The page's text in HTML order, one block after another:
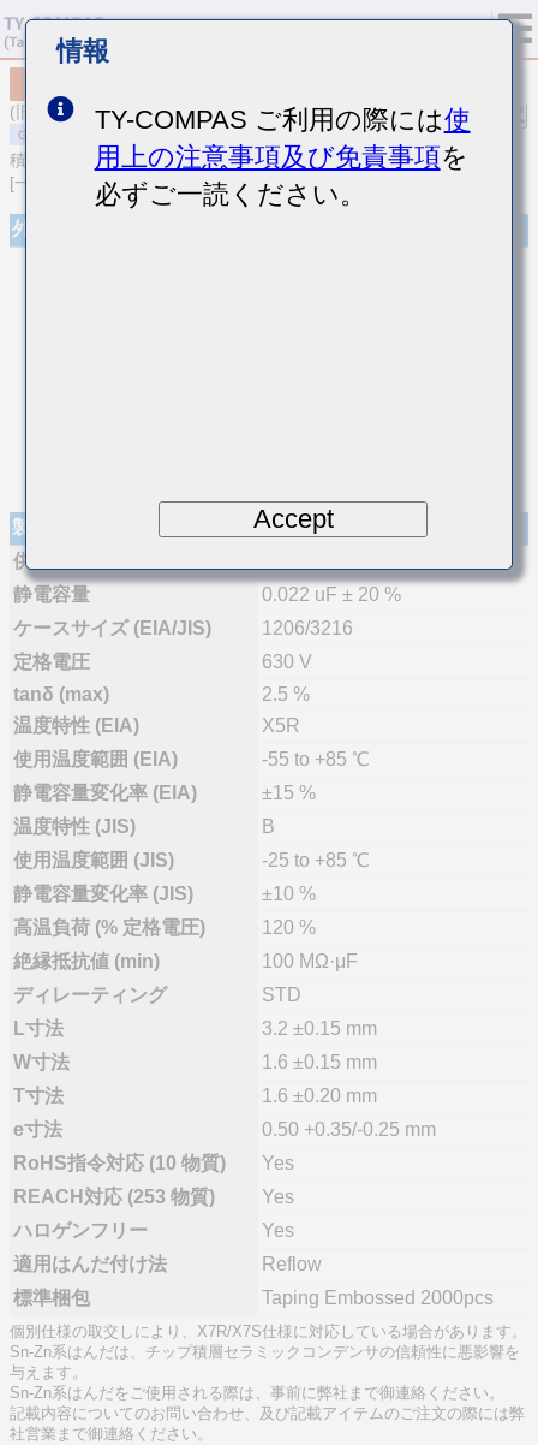
(旧品番 SMK316BJ223ML-T)
積層セラミックコンデンサ
[一般用 中高耐圧積層セラミックコンデンサ]
外観
製品仕様
供給体制
静電容量
0.022 uF ± 20 %
ケースサイズ (EIA/JIS)
1206/3216
定格電圧
630 V
tanδ (max)
2.5 %
温度特性 (EIA)
X5R
使用温度範囲 (EIA)
-55 to +85 ℃
静電容量変化率 (EIA)
±15 %
温度特性 (JIS)
B
使用温度範囲 (JIS)
-25 to +85 ℃
静電容量変化率 (JIS)
±10 %
高温負荷 (% 定格電圧)
120 %
絶縁抵抗値 (min)
100 MΩ·μF
ディレーティング
STD
L寸法
3.2 ±0.15 mm
W寸法
1.6 ±0.15 mm
T寸法
1.6 ±0.20 mm
e寸法
0.50 +0.35/-0.25 mm
RoHS指令対応 (10 物質)
Yes
REACH対応 (253 物質)
Yes
ハロゲンフリー
Yes
適用はんだ付け法
Reflow
標準梱包
Taping Embossed 2000pcs
個別仕様の取交しにより、X7R/X7S仕様に対応している場合があります。
Sn-Zn系はんだは、チップ積層セラミックコンデンサの信頼性に悪影響を
与えます。
Sn-Zn系はんだをご使用される際は、事前に弊社まで御連絡ください。
記載内容についてのお問い合わせ、及び記載アイテムのご注文の際には弊
社営業まで御連絡ください。
情報
TY-COMPAS ご利用の際には使
用上の注意事項及び免責事項を
必ずご一読ください。
Accept